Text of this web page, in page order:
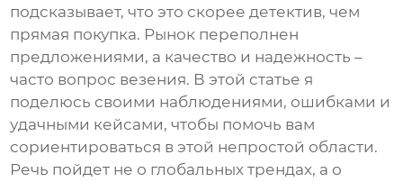
подсказывает, что это скорее детектив, чем
прямая покупка. Рынок переполнен
предложениями, а качество и надежность –
часто вопрос везения. В этой статье я
поделюсь своими наблюдениями, ошибками и
удачными кейсами, чтобы помочь вам
сориентироваться в этой непростой области.
Речь пойдет не о глобальных трендах, а о